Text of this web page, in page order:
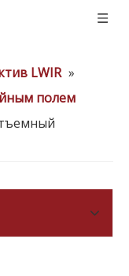
LWIR »
полем